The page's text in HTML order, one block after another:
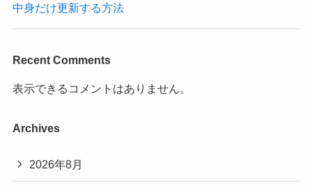
中身だけ更新する方法
Recent Comments
表示できるコメントはありません。
Archives
2026年8月